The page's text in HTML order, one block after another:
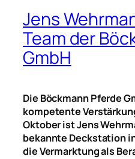
Jens
Team der
GmbH
Die Böckmann Pferde
kompetente
Oktober ist Jens
bekannte Deckstation
die Vermarktung als